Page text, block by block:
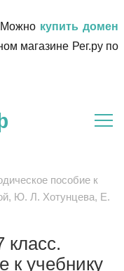
Можно купить домен
магазине Рег.ру по
пособие к
Ю. Л. Хотунцева, Е.
класс.
к учебнику